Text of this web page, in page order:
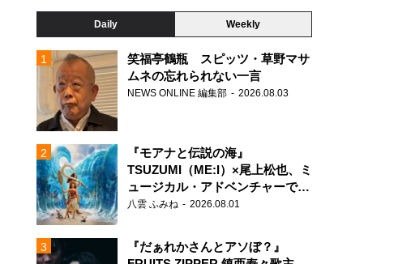
Daily Weekly
笑福亭鶴瓶 スピッツ・草野マサ
ムネの忘れられない一言
NEWS ONLINE 編集部 2026.08.03
『モアナと伝説の海』
TSUZUMI（ME:I）×尾上松也、ミ
ュージカル・アドベンチャーで美
声を響かせる
八雲 ふみね 2026.08.01
『だぁれかさんとアソぼ？』